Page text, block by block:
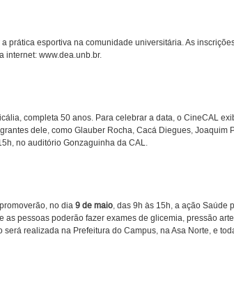
prática esportiva na comunidade universitária. As
internet: www.dea.unb.br.
completa 50 anos. Para celebrar a data, o CineCAL
dele, como Glauber Rocha, Cacá Diegues, Joaquim
no auditório Gonzaguinha da CAL.
no dia 9 de maio, das 9h às 15h, a ação Saúde
pessoas poderão fazer exames de glicemia, pressão
realizada na Prefeitura do Campus, na Asa Norte, e